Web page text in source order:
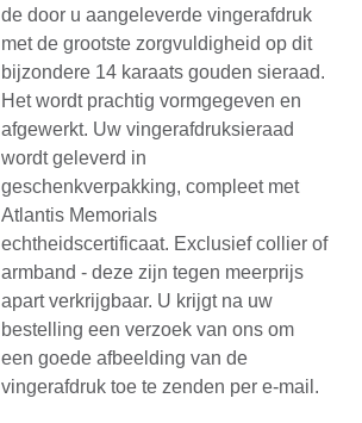
de door u aangeleverde vingerafdruk
met de grootste zorgvuldigheid op dit
bijzondere 14 karaats gouden sieraad.
Het wordt prachtig vormgegeven en
afgewerkt. Uw vingerafdruksieraad
wordt geleverd in
geschenkverpakking, compleet met
Atlantis Memorials
echtheidscertificaat. Exclusief collier of
armband - deze zijn tegen meerprijs
apart verkrijgbaar. U krijgt na uw
bestelling een verzoek van ons om
een goede afbeelding van de
vingerafdruk toe te zenden per e-mail.